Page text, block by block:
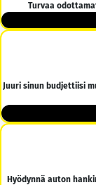
Turvaa
Juuri sinun budjettiisi
Hyödynnä auton